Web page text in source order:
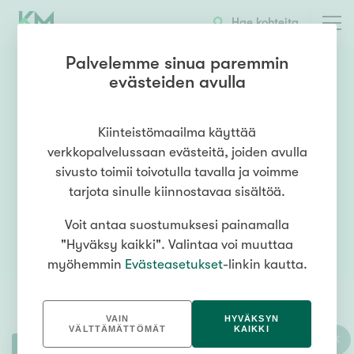
Hae kohteita
Asuntomyymälät
Palvelemme sinua paremmin
evästeiden avulla
Kiinteistömaailma käyttää
verkkopalvelussaan evästeitä, joiden avulla
sivusto toimii toivotulla tavalla ja voimme
tarjota sinulle kiinnostavaa sisältöä.
Voit antaa suostumuksesi painamalla
"Hyväksy kaikki". Valintaa voi muuttaa
myöhemmin Evästeasetukset-linkin kautta.
VAIN
VÄLTTÄMÄTTÖMÄT
HYVÄKSYN
KAIKKI